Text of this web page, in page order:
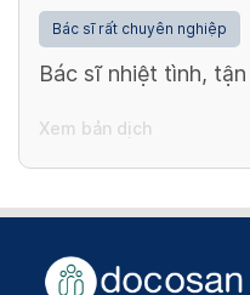
Bác sĩ rất chuyên nghiệp
Bác sĩ nhiệt tình,
Xem bản dịch